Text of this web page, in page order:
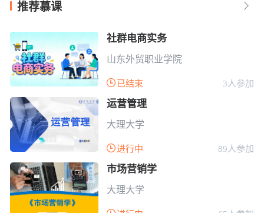
推荐慕课 
社群电商实务
山东外贸职业学院
 已结束 3人参加
运营管理
大理大学
进行中 89人参加
市场营销学
大理大学